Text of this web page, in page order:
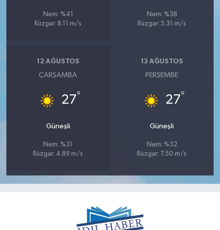
Nem: %41
Rüzgar: 8.11 m/s
Nem: %38
Rüzgar: 5.31 m/s
12 AĞUSTOS
ÇARŞAMBA
27°
Güneşli
Nem: %31
Rüzgar: 4.89 m/s
13 AĞUSTOS
PERŞEMBE
27°
Güneşli
Nem: %32
Rüzgar: 7.50 m/s